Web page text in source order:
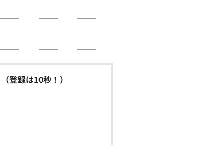
（登録は10秒！）